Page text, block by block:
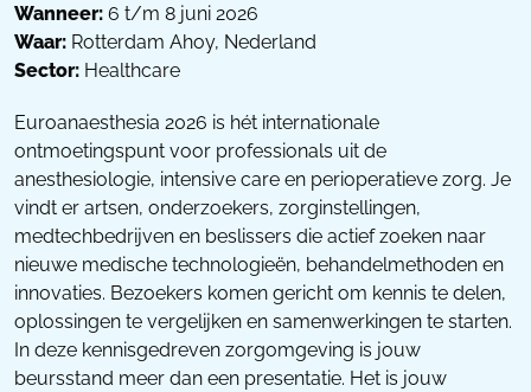
Wanneer: 6 t/m 8 juni 2026
Waar: Rotterdam Ahoy, Nederland
Sector: Healthcare
Euroanaesthesia 2026 is hét internationale
ontmoetingspunt voor professionals uit de
anesthesiologie, intensive care en perioperatieve zorg. Je
vindt er artsen, onderzoekers, zorginstellingen,
medtechbedrijven en beslissers die actief zoeken naar
nieuwe medische technologieën, behandelmethoden en
innovaties. Bezoekers komen gericht om kennis te delen,
oplossingen te vergelijken en samenwerkingen te starten.
In deze kennisgedreven zorgomgeving is jouw
beursstand meer dan een presentatie. Het is jouw